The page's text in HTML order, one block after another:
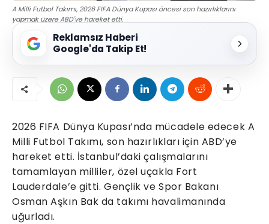
A Milli Futbol Takımı, 2026 FIFA Dünya Kupası öncesi son hazırlıklarını
yapmak üzere ABD'ye hareket etti.
Reklamsız Haberi
Google'da Takip Et!
2026 FIFA Dünya Kupası’nda mücadele edecek A
Milli Futbol Takımı, son hazırlıkları için ABD’ye
hareket etti. İstanbul’daki çalışmalarını
tamamlayan milliler, özel uçakla Fort
Lauderdale’e gitti. Gençlik ve Spor Bakanı
Osman Aşkın Bak da takımı havalimanında
uğurladı.